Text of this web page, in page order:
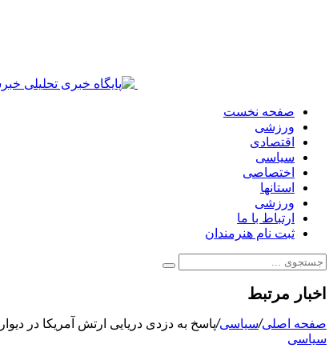
صفحه نخست
ورزشی
اقتصادی
سیاسی
اختصاصی
استانها
ورزشی
ارتباط با ما
ثبت نام هنرمندان
اخبار مرتبط
صفحه اصلی/سیاسی/پاسخ به دزدی دریایی ارتش آمریکا در
سیاسی